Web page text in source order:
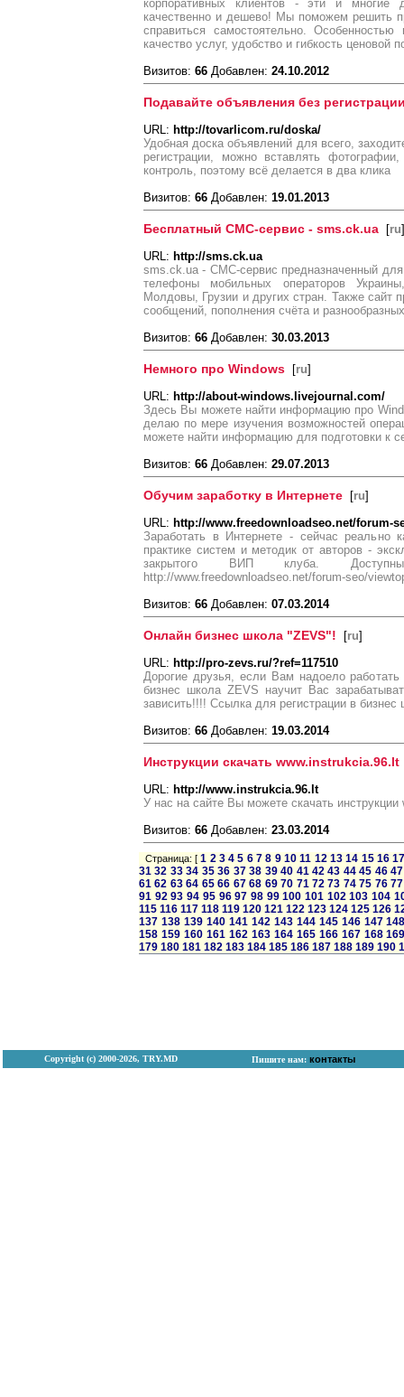
корпоративных клиентов - эти и многие
качественно и дешево! Мы поможем решить
справиться самостоятельно.
качество услуг, удобство и гибкость ценовой
Визитов: 66 Добавлен: 24.10.2012
Подавайте объявления без
URL: http://tovarlicom.ru/doska/
Удобная доска объявлений для всего,
регистрации, можно вставлять
контроль, поэтому всё делается в два клика
Визитов: 66 Добавлен: 19.01.2013
Бесплатный СМС-сервис - sms.ck.ua [ru]
URL: http://sms.ck.ua
sms.ck.ua - СМС-сервис предназначенный
телефоны мобильных операторов
Молдовы, Грузии и других стран. Также сайт
сообщений, пополнения счёта и
Визитов: 66 Добавлен: 30.03.2013
Немного про Windows [ru]
URL: http://about-windows.livejournal.com/
Здесь Вы можете найти информацию про
делаю по мере изучения возможностей
можете найти информацию для подготовки к
Визитов: 66 Добавлен: 29.07.2013
Обучим заработку в Интернете [ru]
URL: http://www.freedownloadseo.net/forum-
Заработать в Интернете - сейчас реально
практике систем и методик от авторов -
закрытого ВИП клуба.
http://www.freedownloadseo.net/forum-seo/
Визитов: 66 Добавлен: 07.03.2014
Онлайн бизнес школа "ZEVS"! [ru]
URL: http://pro-zevs.ru/?ref=117510
Дорогие друзья, если Вам надоело
бизнес школа ZEVS научит Вас
зависить!!!! Ссылка для регистрации в
Визитов: 66 Добавлен: 19.03.2014
Инструкции скачать www.instrukcia.96.lt
URL: http://www.instrukcia.96.lt
У нас на сайте Вы можете скачать
Визитов: 66 Добавлен: 23.03.2014
Страница: [1 2 3 4 5 6 7 8 9 10 11 12 13 14 15 16
31 32 33 34 35 36 37 38 39 40 41 42 43 44 45 46 47
61 62 63 64 65 66 67 68 69 70 71 72 73 74 75 76 77
91 92 93 94 95 96 97 98 99 100 101 102 103 104
115 116 117 118 119 120 121 122 123 124 125 126
137 138 139 140 141 142 143 144 145 146 147
158 159 160 161 162 163 164 165 166 167 168
179 180 181 182 183 184 185 186 187 188 189 190
Copyright (с) 2000-2026, TRY.MD Пишите нам: контакты